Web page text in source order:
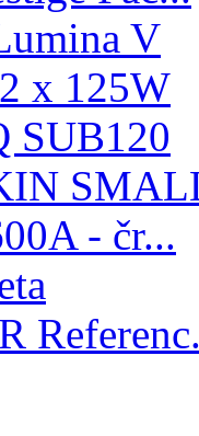
V
x 125W
SUB120
- čr...